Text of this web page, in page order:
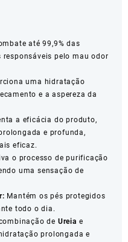
até 99,9% das
pelo mau odor
uma hidratação
e a aspereza da
a eficácia do produto,
e profunda,
eficaz.
o processo de purificação
uma sensação de
Mantém os pés protegidos
todo o dia.
de Ureia e
prolongada e